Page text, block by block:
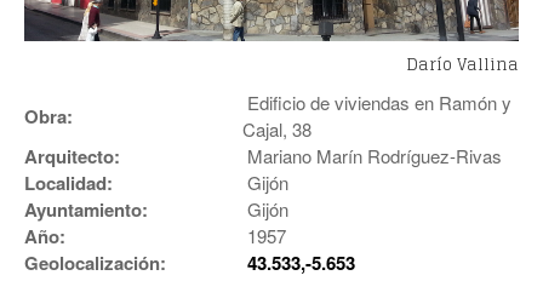
Darío Vallina
Obra:
Edificio de viviendas en Ramón y
Cajal, 38
Arquitecto: Mariano Marín Rodríguez-Rivas
Localidad: Gijón
Ayuntamiento: Gijón
Año: 1957
Geolocalización:
43.533,-5.653